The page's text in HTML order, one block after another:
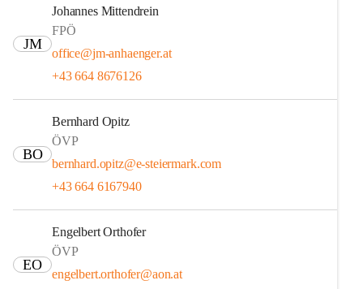
JM
Johannes Mittendrein
FPÖ
office@jm-anhaenger.at
+43 664 8676126
BO
Bernhard Opitz
ÖVP
bernhard.opitz@e-steiermark.com
+43 664 6167940
EO
Engelbert Orthofer
ÖVP
engelbert.orthofer@aon.at